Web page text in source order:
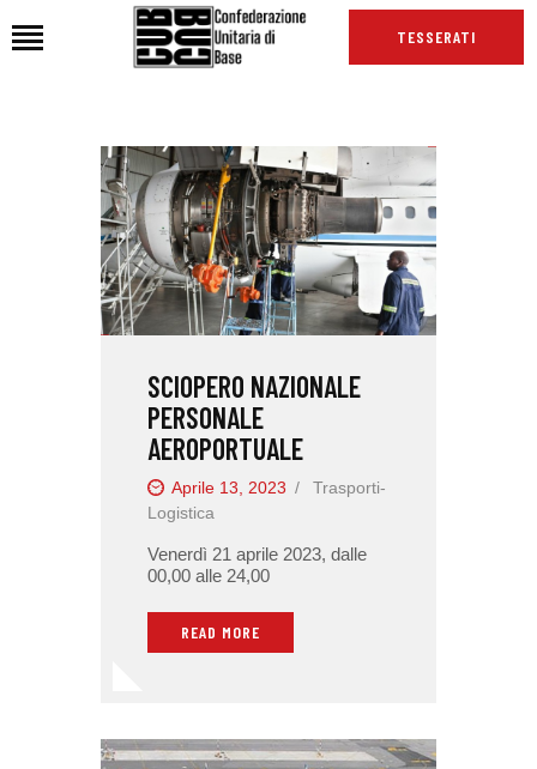
TESSERATI
HOME
CHI SIAMO
SEDI
NEWS
PODCAST CUB
INTERNAZIONALE
RASSEGNA STAMPA
SCIOPERO NAZIONALE
PERSONALE
AEROPORTUALE
Aprile 13, 2023
Trasporti-
Logistica
Venerdì 21 aprile 2023, dalle
00,00 alle 24,00
READ MORE